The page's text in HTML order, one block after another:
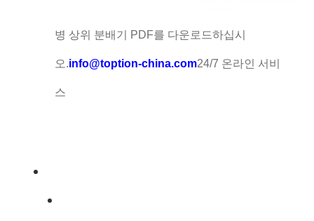
병 상위 분배기 PDF를 다운로드하십시
오.info@toption-china.com24/7 온라인 서비
스